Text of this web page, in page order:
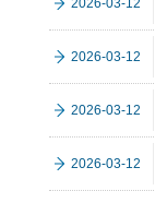
2026-03-12
2026-03-12
2026-03-12
2026-03-12